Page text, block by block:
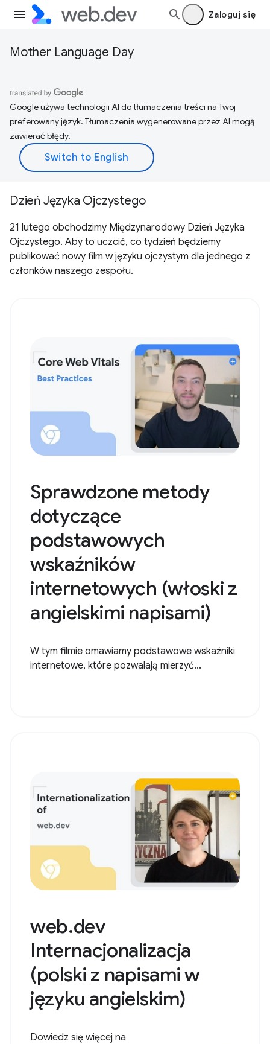
Zaloguj się
Mother Language Day
Google używa technologii AI do tłumaczenia treści na Twój
preferowany język. Tłumaczenia wygenerowane przez AI mogą
zawierać błędy.
Dzień Języka Ojczystego
21 lutego obchodzimy Międzynarodowy Dzień Języka
Ojczystego. Aby to uczcić, co tydzień będziemy
publikować nowy film w języku ojczystym dla jednego z
członków naszego zespołu.
Sprawdzone metody
dotyczące
podstawowych
wskaźników
internetowych (włoski z
angielskimi napisami)
W tym filmie omawiamy podstawowe wskaźniki
internetowe, które pozwalają mierzyć...
web.dev
Internacjonalizacja
(polski z napisami w
języku angielskim)
Dowiedz się więcej na